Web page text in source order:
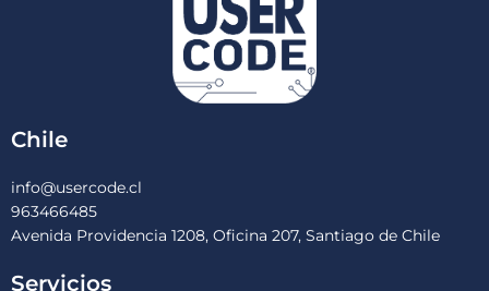
Chile
info@usercode.cl
963466485
Avenida Providencia 1208, Oficina 207, Santiago de Chile
Servicios